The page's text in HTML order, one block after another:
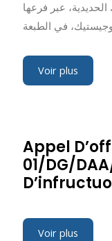
عبر فرعها
في الطبعة
Voir plus
Appel
01/DG/
Voir plus